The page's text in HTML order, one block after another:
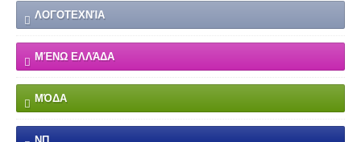
ΛΟΓΟΤΕΧΝΊΑ
ΜΈΝΩ ΕΛΛΆΔΑ
ΜΌΔΑ